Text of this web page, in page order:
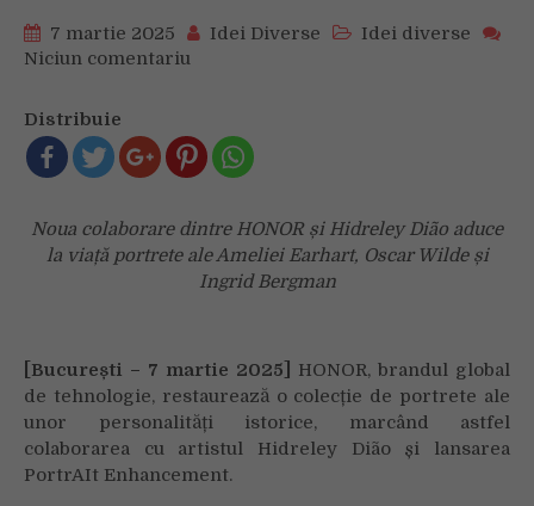
7 martie 2025 Idei Diverse
Idei diverse
Niciun comentariu
cu
personalități
iconice
trecutului
sunt
restaurate
AI
Distribuie
Noua colaborare dintre HONOR și Hidreley Dião aduce
la viață portrete ale Ameliei Earhart, Oscar Wilde și
Ingrid Bergman
[București – 7 martie 2025]
HONOR, brandul global
de tehnologie, restaurează o colecție de portrete ale
unor personalități istorice, marcând astfel
colaborarea cu artistul Hidreley Dião și lansarea
PortrAIt Enhancement.